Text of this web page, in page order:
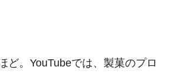
YouTubeでは、製菓のプロ